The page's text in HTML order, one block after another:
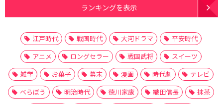
ランキングを表示
江戸時代 戦国時代 大河ドラマ
平安時代
アニメ
ロングセラー 戦国武将
スイーツ
雑学
お菓子 幕末 漫画 時代劇
テレビ
べらぼう
明治時代 徳川家康 織田信長
抹茶